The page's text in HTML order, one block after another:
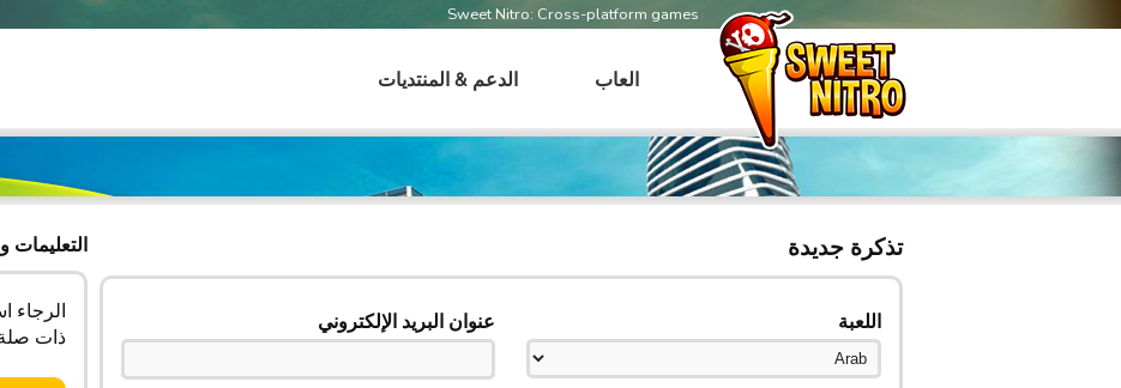
Sweet Nitro: Cross-platform games
العاب الدعم & المنتديات
التعليمات
الرجاء
ذات صلة
تذكرة جديدة
عنوان البريد الإلكتروني اللعبة